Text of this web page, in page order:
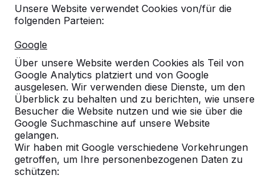
Unsere Website verwendet Cookies von/für die
folgenden Parteien:
Google
Über unsere Website werden Cookies als Teil von
Google Analytics platziert und von Google
ausgelesen. Wir verwenden diese Dienste, um den
Überblick zu behalten und zu berichten, wie unsere
Besucher die Website nutzen und wie sie über die
Google Suchmaschine auf unsere Website
gelangen.
Wir haben mit Google verschiedene Vorkehrungen
getroffen, um Ihre personenbezogenen Daten zu
schützen: